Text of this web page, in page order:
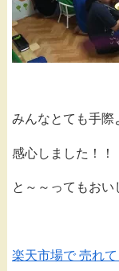
みんなとても手際
感心しました！！
と～～ってもお
楽天市場で 売れ